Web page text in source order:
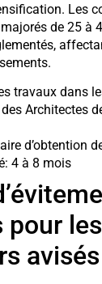
Les
de 25 à
travaux dans
Architectes
d’obtention
4 à 8 mois
pour les
avisés